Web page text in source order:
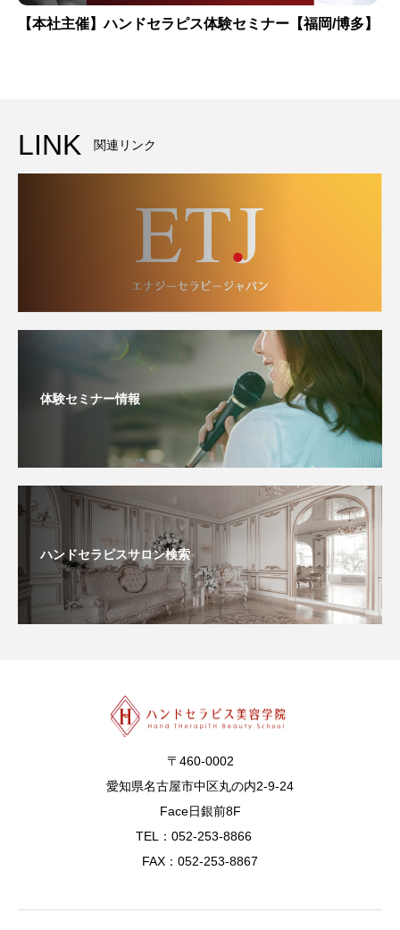
【本社主催】ハンドセラピス体験セミナー【福岡/博多】
LINK 関連リンク
体験セミナー情報
ハンドセラピスサロン検索
〒460-0002
愛知県名古屋市中区丸の内2-9-24
Face日銀前8F
TEL：052-253-8866
FAX：052-253-8867